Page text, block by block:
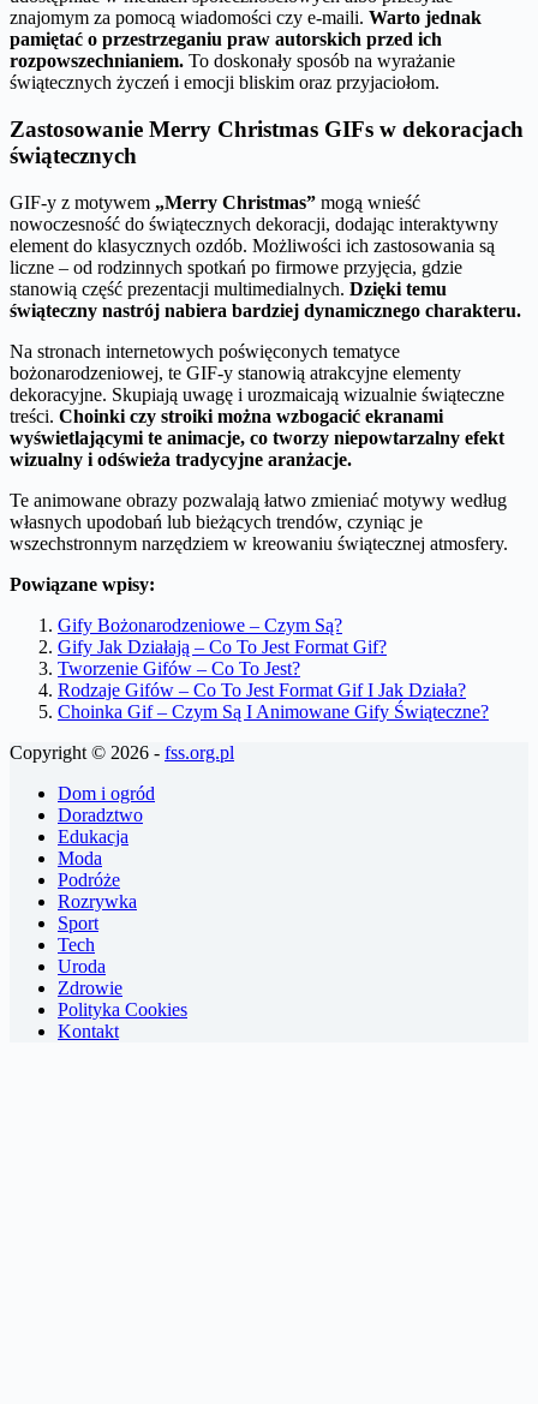
znajomym za pomocą wiadomości czy e-maili. Warto jednak
pamiętać o przestrzeganiu praw autorskich przed ich
rozpowszechnianiem. To doskonały sposób na wyrażanie
świątecznych życzeń i emocji bliskim oraz przyjaciołom.
Zastosowanie Merry Christmas GIFs w dekoracjach
świątecznych
GIF-y z motywem „Merry Christmas” mogą wnieść
nowoczesność do świątecznych dekoracji, dodając interaktywny
element do klasycznych ozdób. Możliwości ich zastosowania są
liczne – od rodzinnych spotkań po firmowe przyjęcia, gdzie
stanowią część prezentacji multimedialnych. Dzięki temu
świąteczny nastrój nabiera bardziej dynamicznego charakteru.
Na stronach internetowych poświęconych tematyce
bożonarodzeniowej, te GIF-y stanowią atrakcyjne elementy
dekoracyjne. Skupiają uwagę i urozmaicają wizualnie świąteczne
treści. Choinki czy stroiki można wzbogacić ekranami
wyświetlającymi te animacje, co tworzy niepowtarzalny efekt
wizualny i odświeża tradycyjne aranżacje.
Te animowane obrazy pozwalają łatwo zmieniać motywy według
własnych upodobań lub bieżących trendów, czyniąc je
wszechstronnym narzędziem w kreowaniu świątecznej atmosfery.
Powiązane wpisy:
Gify Bożonarodzeniowe – Czym Są?
Gify Jak Działają – Co To Jest Format Gif?
Tworzenie Gifów – Co To Jest?
Rodzaje Gifów – Co To Jest Format Gif I Jak Działa?
Choinka Gif – Czym Są I Animowane Gify Świąteczne?
Copyright © 2026 - fss.org.pl
Dom i ogród
Doradztwo
Edukacja
Moda
Podróże
Rozrywka
Sport
Tech
Uroda
Zdrowie
Polityka Cookies
Kontakt